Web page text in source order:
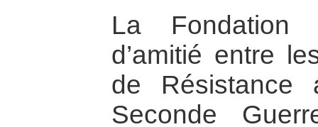
La Fondation
d’amitié entre
de Résistance
Seconde